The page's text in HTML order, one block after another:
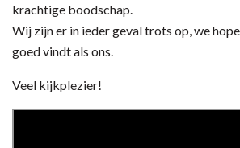
krachtige boodschap.
Wij zijn er in ieder geval trots op, we
goed vindt als ons.
Veel kijkplezier!